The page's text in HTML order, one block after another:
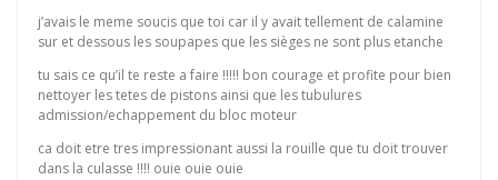
j’avais le meme soucis que toi car il y avait tellement de calamine
sur et dessous les soupapes que les sièges ne sont plus etanche
tu sais ce qu’il te reste a faire !!!!! bon courage et profite pour bien
nettoyer les tetes de pistons ainsi que les tubulures
admission/echappement du bloc moteur
ca doit etre tres impressionant aussi la rouille que tu doit trouver
dans la culasse !!!! ouie ouie ouie